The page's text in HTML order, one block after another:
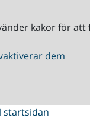
kakor för att
dem